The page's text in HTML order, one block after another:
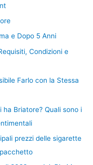
e Dopo 5 Anni
Condizioni e
Farlo con la Stessa
Briatore? Quali sono i
prezzi delle sigarette